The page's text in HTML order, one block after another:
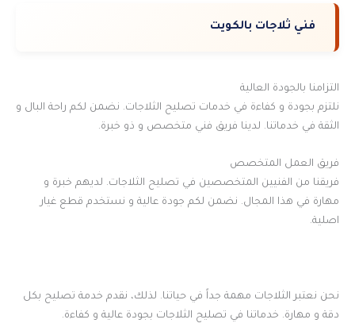
فني ثلاجات بالكويت
التزامنا بالجودة العالية
نلتزم بجودة و كفاءة في خدمات تصليح الثلاجات. نضمن لكم راحة البال و
الثقة في خدماتنا. لدينا فريق فني متخصص و ذو خبرة.
فريق العمل المتخصص
فريقنا من الفنيين المتخصصين في تصليح الثلاجات. لديهم خبرة و
مهارة في هذا المجال. نضمن لكم جودة عالية و نستخدم قطع غيار
اصلية.
نحن نعتبر الثلاجات مهمة جداً في حياتنا. لذلك، نقدم خدمة تصليح بكل
دقة و مهارة. خدماتنا في تصليح الثلاجات بجودة عالية و كفاءة.